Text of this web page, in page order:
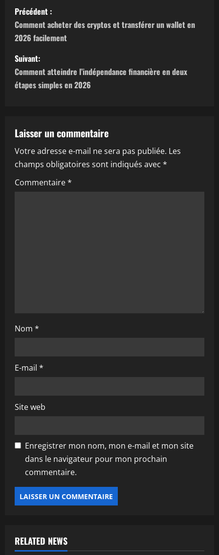
N
a
v
i
g
t
i
o
n
c
e
Précédent :
Comment acheter des cryptos et transférer un wallet en
2026 facilement
Suivant:
Comment atteindre l’indépendance financière en deux
étapes simples en 2026
Laisser un commentaire
Votre adresse e-mail ne sera pas publiée. Les
champs obligatoires sont indiqués avec *
Commentaire*
Nom *
E-mail *
Site web
Enregistrer mon nom, mon e-mail et mon site
dans le navigateur pour mon prochain
commentaire.
RELATED NEWS